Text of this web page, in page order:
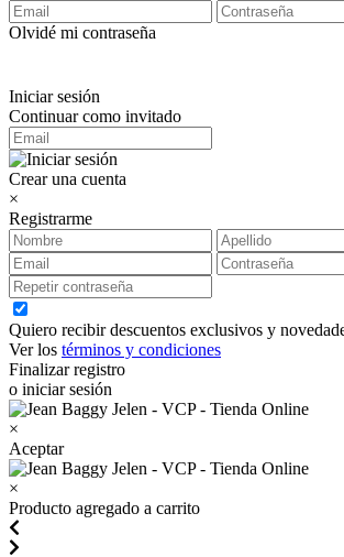
Olvidé mi contraseña
Iniciar sesión
Continuar como invitado
Crear una cuenta
×
Registrarme
Quiero recibir descuentos exclusivos y
Ver los términos y condiciones
Finalizar registro
o iniciar sesión
×
Aceptar
×
Producto agregado a carrito